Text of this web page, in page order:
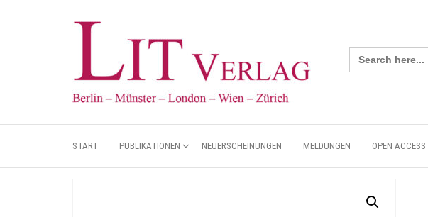
Search
for:
START PUBLIKATIONEN NEUERSCHEINUNGEN MELDUNGEN OPEN ACCESS